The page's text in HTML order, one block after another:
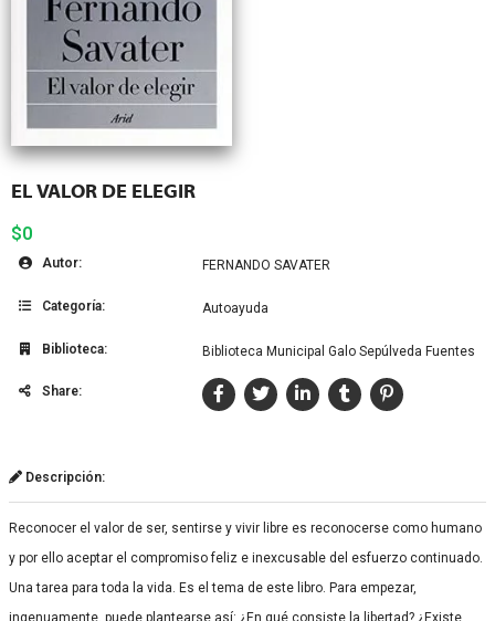
EL VALOR DE ELEGIR
$0
Autor: FERNANDO SAVATER
Categoría: Autoayuda
Biblioteca: Biblioteca Municipal Galo Sepúlveda Fuentes
Share:
Descripción:
Reconocer el valor de ser, sentirse y vivir libre es reconocerse como humano
y por ello aceptar el compromiso feliz e inexcusable del esfuerzo continuado.
Una tarea para toda la vida. Es el tema de este libro. Para empezar,
ingenuamente, puede plantearse así: ¿En qué consiste la libertad? ¿Existe